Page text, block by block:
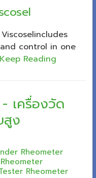
control in one
Keep Reading
เครื่องวัด
สูง
Rheometer
Rheometer